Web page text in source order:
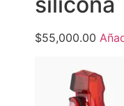
$55,000.00